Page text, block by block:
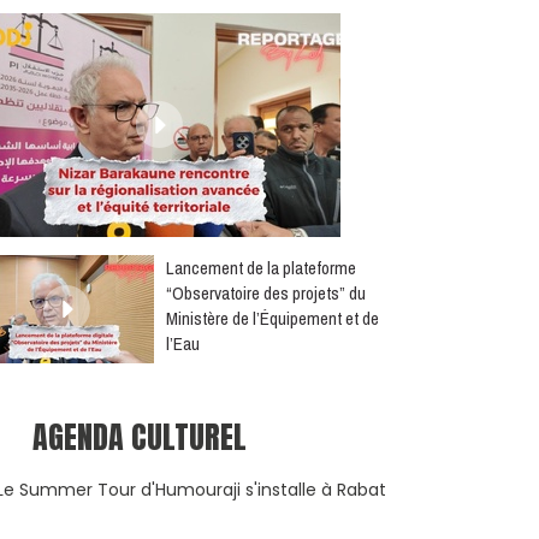
​Lancement de la plateforme
“Observatoire des projets” du
Ministère de l’Équipement et de
l’Eau
AGENDA CULTUREL
Summer Tour d'Humouraji s'installe à Rabat